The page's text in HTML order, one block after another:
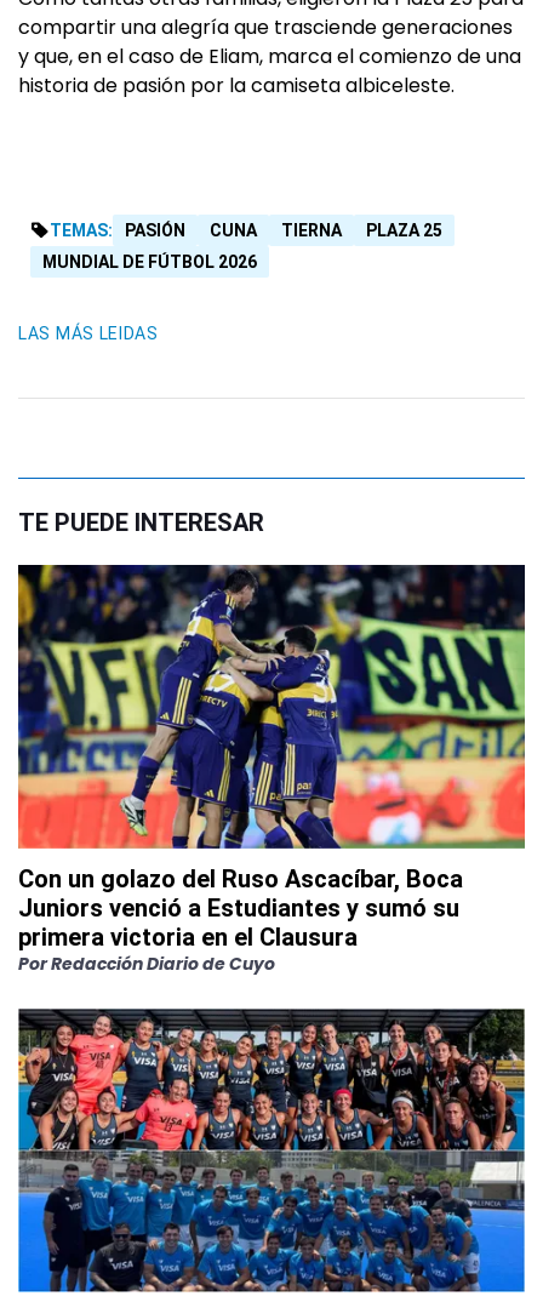
compartir una alegría que trasciende generaciones
y que, en el caso de Eliam, marca el comienzo de una
historia de pasión por la camiseta albiceleste.
TEMAS: PASIÓN CUNA TIERNA
PLAZA 25
MUNDIAL DE FÚTBOL 2026
LAS MÁS LEIDAS
TE PUEDE INTERESAR
Con un golazo del Ruso Ascacíbar, Boca
Juniors venció a Estudiantes y sumó su
primera victoria en el Clausura
PorRedacción Diario de Cuyo